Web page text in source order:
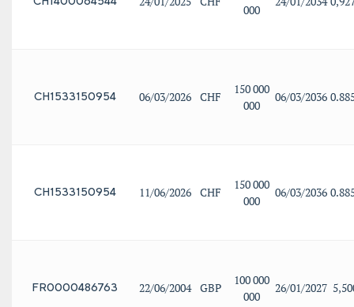
000
CH1533150954 06/03/2026 CHF
150 000
000
06/03/2036
CH1533150954 11/06/2026 CHF
150 000
000
06/03/2036
FR0000486763 22/06/2004 GBP
100 000
000
26/01/2027